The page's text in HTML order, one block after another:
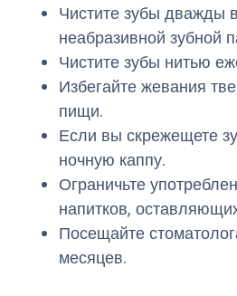
Чистите зубы дважды
неабразивной зубной
Чистите зубы нитью
Избегайте жевания
пищи.
Если вы скрежещете
ночную каппу.
Ограничьте
напитков,
Посещайте
месяцев.